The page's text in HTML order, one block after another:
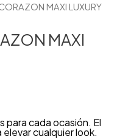
MAXI LUXURY
MAXI
para cada ocasión. El
cualquier look.